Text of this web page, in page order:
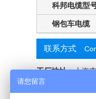
科邦电缆型
钢包车电缆
联系方式
工厂地址：上海
叶公路7208号
请您留言